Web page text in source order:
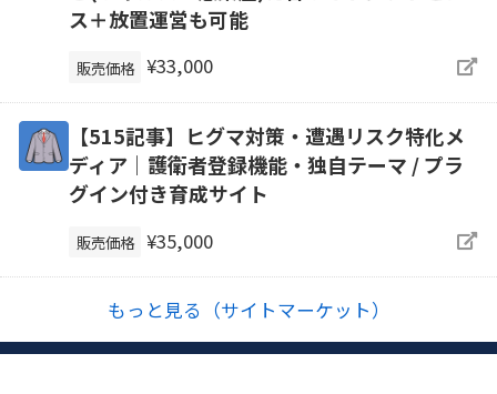
ス＋放置運営も可能
販売価格 ¥33,000
【515記事】ヒグマ対策・遭遇リスク特化メ
ディア｜護衛者登録機能・独自テーマ / プラ
グイン付き育成サイト
販売価格 ¥35,000
もっと見る（サイトマーケット）